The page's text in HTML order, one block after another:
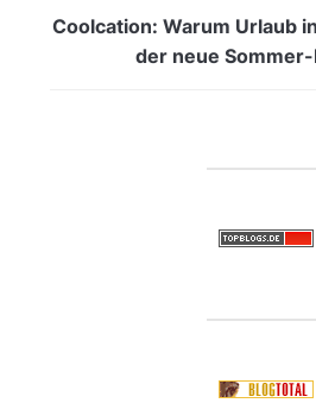
Coolcation: Warum Urlaub
der neue